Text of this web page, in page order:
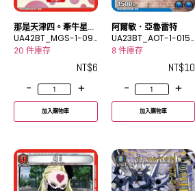
那是天津四。牽牛星。
織女星。
UA42BT_MGS-1-09
4C
20 件庫存
NT$6
-
+
加入購物車
阿爾敏．亞魯雷特
UA23BT_AOT-1-015
U
8 件庫存
NT$10
-
+
加入購物車